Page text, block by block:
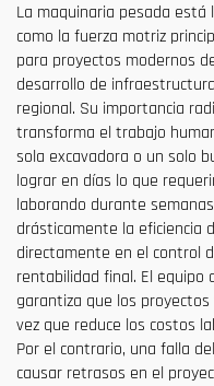
La maquinaria pesada está
como la fuerza motriz
para proyectos modernos
desarrollo de
regional. Su importancia
transforma el trabajo
sola excavadora o un solo
lograr en días lo que
laborando durante
drásticamente la eficiencia
directamente en el control
rentabilidad final. El
garantiza que los
vez que reduce los costos
Por el contrario, una falla
causar retrasos en el